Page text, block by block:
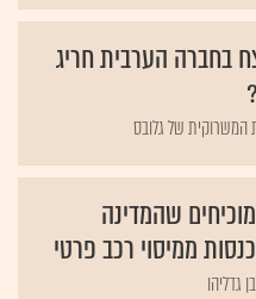
בחברה הערבית חריג
המשרוקית של גלובס
שהמדינה
ממיסוי רכב פרטי
גדליהו